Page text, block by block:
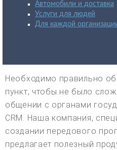
Автомобили и доставка
Услуги для людей
Для каждой
Необходимо правильно
пункт, чтобы не было
общении с органами
CRM. Наша компания,
создании передового
предлагает полезный